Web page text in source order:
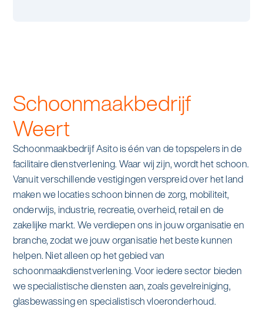
One Go
Zorgondersteuning
Vloermeester van One Go
alle diensten bekijken
Zakelijk
Zorg
Artikelen
Kennisbank
Contact
Wij werken voor
Duurzaamheid & Asito
Innovatie & Asito
Mens & Asito
Schoonmaakbedrijf
Weert
Schoonmaakbedrijf Asito is één van de topspelers in de
facilitaire dienstverlening. Waar wij zijn, wordt het schoon.
Vanuit verschillende vestigingen verspreid over het land
maken we locaties schoon binnen de zorg, mobiliteit,
onderwijs, industrie, recreatie, overheid, retail en de
zakelijke markt. We verdiepen ons in jouw organisatie en
branche, zodat we jouw organisatie het beste kunnen
helpen. Niet alleen op het gebied van
schoonmaakdienstverlening. Voor iedere sector bieden
we specialistische diensten aan, zoals gevelreiniging,
glasbewassing en specialistisch vloeronderhoud.